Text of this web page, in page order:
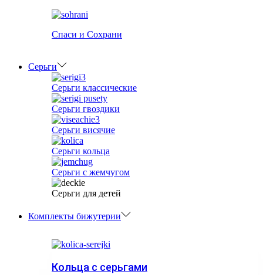
Спаси и Сохрани
Серьги
Серьги классические
Серьги гвоздики
Серьги висячие
Серьги кольца
Серьги с жемчугом
Серьги для детей
Комплекты бижутерии
Кольца с серьгами